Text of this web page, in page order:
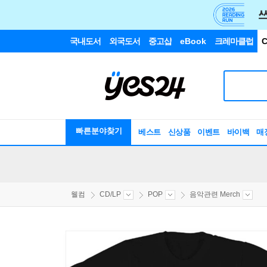
국내도서 외국도서 중고샵 eBook 크레마클럽
빠른분야찾기 베스트 신상품 이벤트 바이백 매
웰컴 CD/LP POP 음악관련 Merch